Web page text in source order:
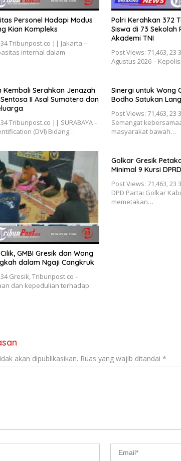
Personel Hadapi Modus
Kian Kompleks
34 Tribunpost.co || Jakarta –
internal dalam
Polri Kerahkan 372
Siswa di 73
Akademi TNI
Post Views: 71,463,
Agustus 2026 –
Kembali Serahkan Jenazah
II Asal Sumatera dan
Tribunpost.co || SURABAYA –
(DVI) Bidang…
Sinergi untuk Wong
Bodho Satukan
Post Views: 71,463,
Semangat
masyarakat bawah…
GMBI Gresik dan Wong
dalam Ngaji Cangkruk
Gresik, Tribunpost.co –
dan kepedulian terhadap
Golkar Gresik
Minimal 9 Kursi
Post Views: 71,463, 23
DPD Partai Golkar
memetakan…
akan dipublikasikan. Ruas yang wajib ditandai *